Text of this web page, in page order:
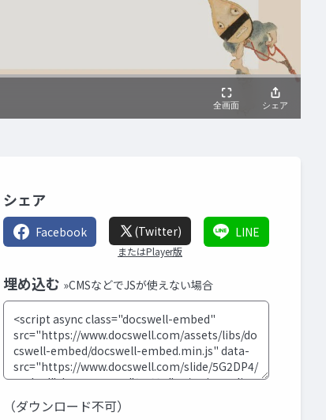
シェア
Facebook (Twitter)
またはPlayer版
LINE
埋め込む »CMSなどでJSが使えない場合
（ダウンロード不可）